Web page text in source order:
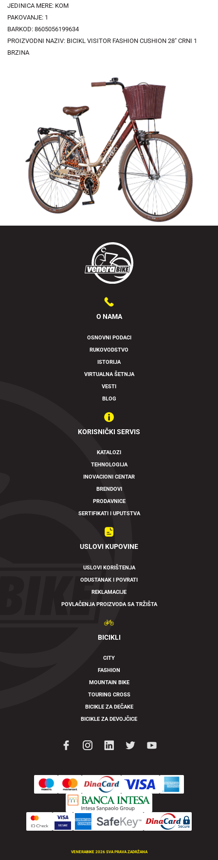
JEDINICA MERE: KOM
PAKOVANJE: 1
BARKOD: 8605056199634
PROIZVODNI NAZIV: BICIKL VISITOR FASHION CUSHION 28" CRNI 1
BRZINA
Swipe to spin
O NAMA
OSNOVNI PODACI
RUKOVODSTVO
ISTORIJA
VIRTUALNA ŠETNJA
VESTI
BLOG
KORISNIČKI SERVIS
KATALOZI
TEHNOLOGIJA
INOVACIONI CENTAR
BRENDOVI
PRODAVNICE
SERTIFIKATI I UPUTSTVA
USLOVI KUPOVINE
USLOVI KORIŠTENJA
ODUSTANAK I POVRATI
REKLAMACIJE
POVLAČENJA PROIZVODA SA TRŽIŠTA
BICIKLI
CITY
FASHION
MOUNTAIN BIKE
TOURING CROSS
BICIKLE ZA DEČAKE
BICIKLE ZA DEVOJČICE
VENERABIKE 2026 SVA PRAVA ZADRŽANA